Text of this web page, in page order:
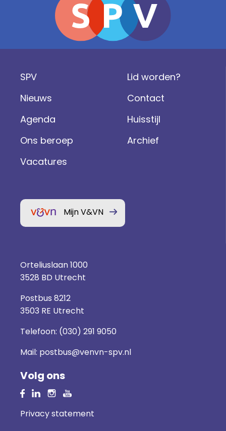
SPV
Nieuws
Agenda
Ons beroep
Vacatures
Lid worden?
Contact
Huisstijl
Archief
Mijn V&VN
Orteliuslaan 1000
3528 BD Utrecht
Postbus 8212
3503 RE Utrecht
Telefoon: (030) 291 9050
Mail: postbus@venvn-spv.nl
Volg ons
Privacy statement